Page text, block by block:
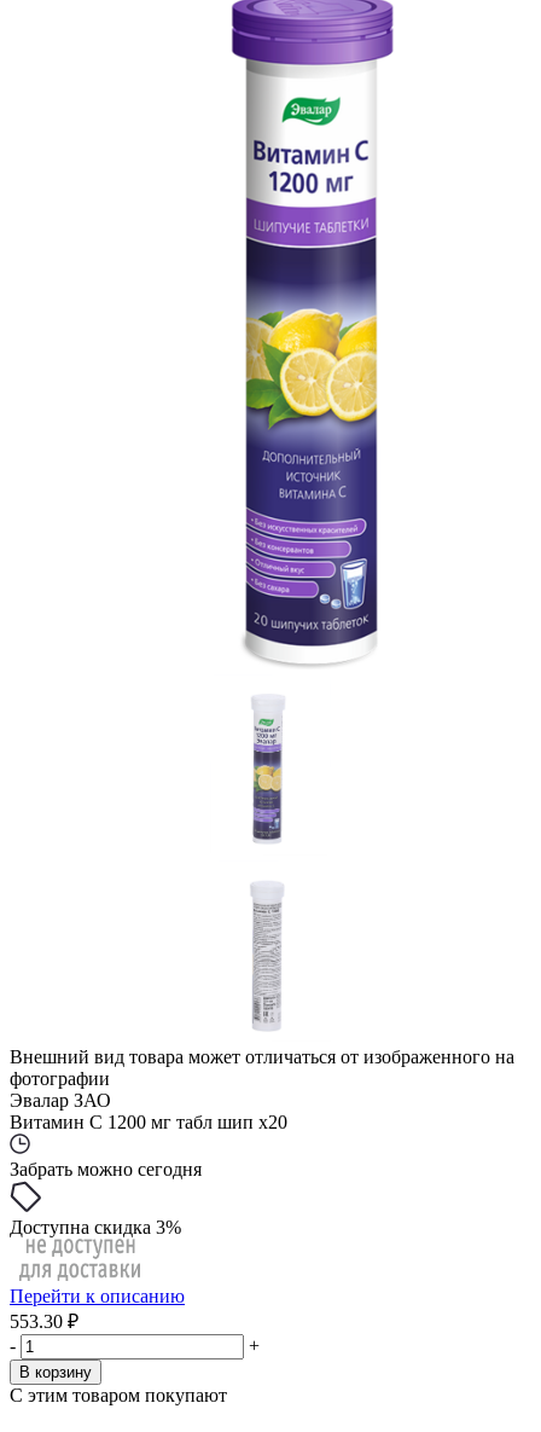
Внешний вид товара может отличаться от изображенного на
фотографии
Эвалар ЗАО
Витамин С 1200 мг табл шип x20
Забрать можно сегодня
Доступна скидка 3%
Перейти к описанию
553.30 ₽
-
+
В корзину
С этим товаром покупают